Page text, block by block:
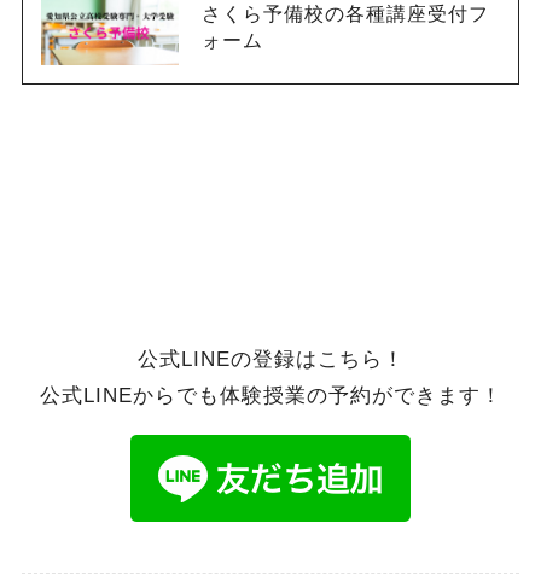
さくら予備校の各種講座受付フ
ォーム
公式LINEの登録はこちら！
公式LINEからでも体験授業の予約ができます！